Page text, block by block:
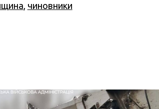
, чиновники